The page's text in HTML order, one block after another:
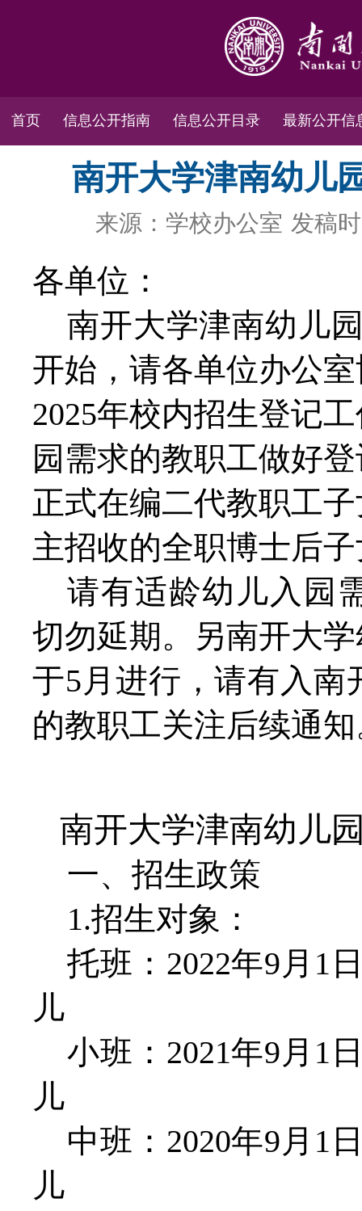
首页 信息公开指南 信息公开目录 最新公开信
南开大学津南幼儿
来源：学校办公室 发稿
各单位：
南开大学津南幼儿
开始，请各单位办公
2025年校内招生登记
园需求的教职工做好
正式在编二代教职工
主招收的全职博士后
请有适龄幼儿入园
切勿延期。
另南开大
于5月进行，请有入
的教职工关注后续通
南开大学津南幼儿
一、招生政策
1.招生对象：
托班： 2022年9月1
儿
小班： 2021年9月1
儿
中班： 2020年9月1
儿